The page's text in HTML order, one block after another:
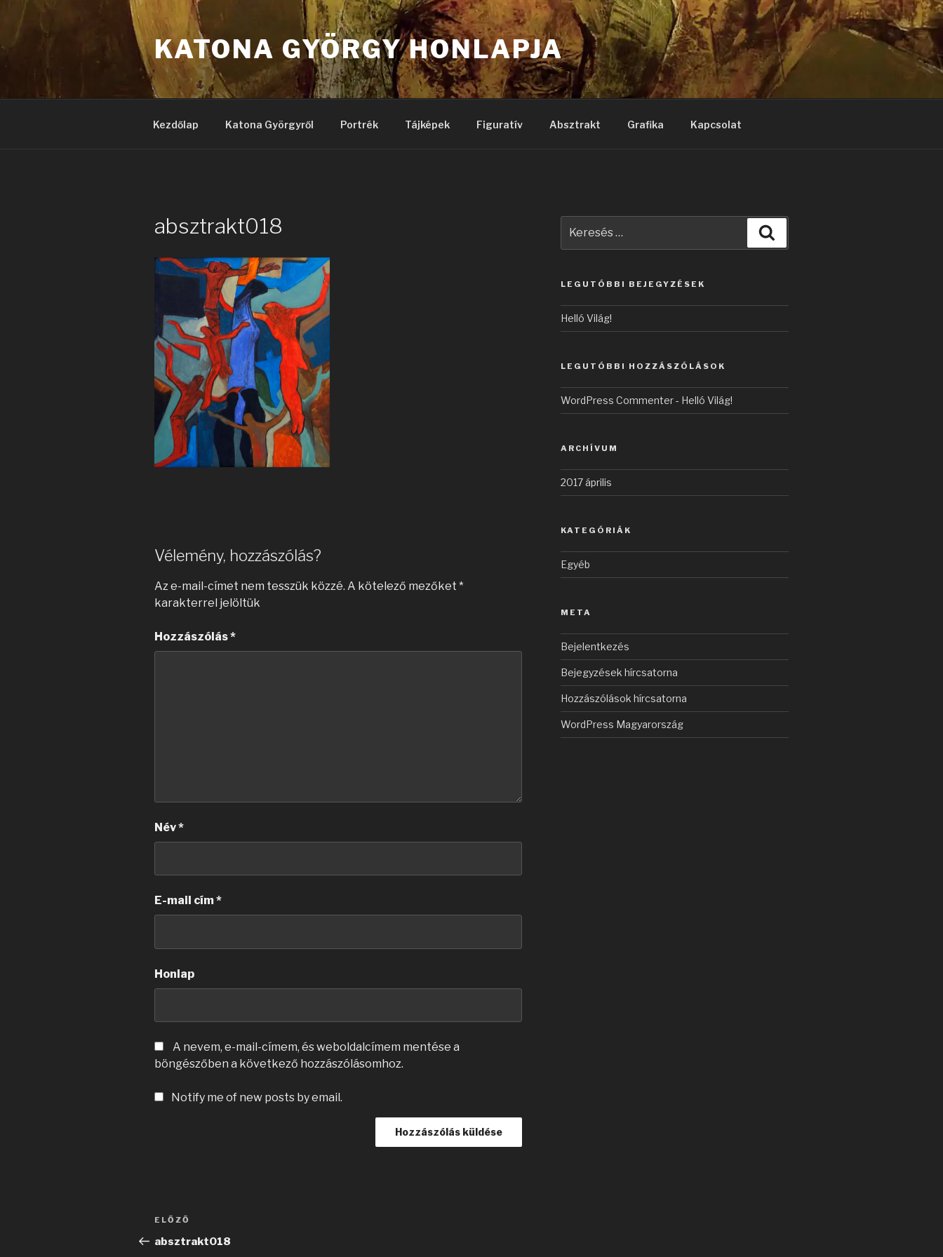
Tartalomhoz
KATONA GYÖRGY HONLAPJA
Kezdőlap Katona Györgyről Portrék Tájképek Figuratív Absztrakt Grafika Kapcsolat
absztrakt018
Vélemény, hozzászólás?
Az e-mail-címet nem tesszük közzé. A kötelező mezőket *
karakterrel jelöltük
Hozzászólás*
Név*
E-mail cím*
Honlap
A nevem, e-mail-címem, és weboldalcímem mentése a
böngészőben a következő hozzászólásomhoz.
Notify me of new posts by email.
Bejegyzés
navigáció
Korábbi
bejegyzés
ELŐZŐ
absztrakt018
következő
LEGUTÓBBI BEJEGYZÉSEK
Helló Világ!
LEGUTÓBBI HOZZÁSZÓLÁSOK
WordPress Commenter- Helló Világ!
ARCHÍVUM
2017 április
KATEGÓRIÁK
Egyéb
META
Bejelentkezés
Bejegyzések hírcsatorna
Hozzászólások hírcsatorna
WordPress Magyarország